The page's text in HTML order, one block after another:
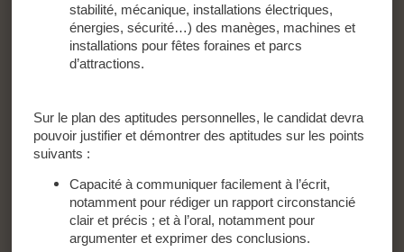
stabilité, mécanique, installations électriques,
énergies, sécurité…) des manèges, machines et
installations pour fêtes foraines et parcs
d’attractions.
Sur le plan des aptitudes personnelles, le candidat devra
pouvoir justifier et démontrer des aptitudes sur les points
suivants :
Capacité à communiquer facilement à l’écrit,
notamment pour rédiger un rapport circonstancié
clair et précis ; et à l’oral, notamment pour
argumenter et exprimer des conclusions.